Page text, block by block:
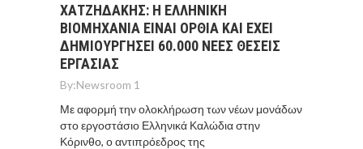
ΧΑΤΖΗΔΑΚΗΣ: Η ΕΛΛΗΝΙΚΗ
ΒΙΟΜΗΧΑΝΙΑ ΕΙΝΑΙ ΟΡΘΙΑ ΚΑΙ ΕΧΕΙ
ΔΗΜΙΟΥΡΓΗΣΕΙ 60.000 ΝΕΕΣ ΘΕΣΕΙΣ
ΕΡΓΑΣΙΑΣ
By:Newsroom 1
Με αφορμή την ολοκλήρωση των νέων μονάδων
στο εργοστάσιο Ελληνικά Καλώδια στην
Κόρινθο, ο αντιπρόεδρος της